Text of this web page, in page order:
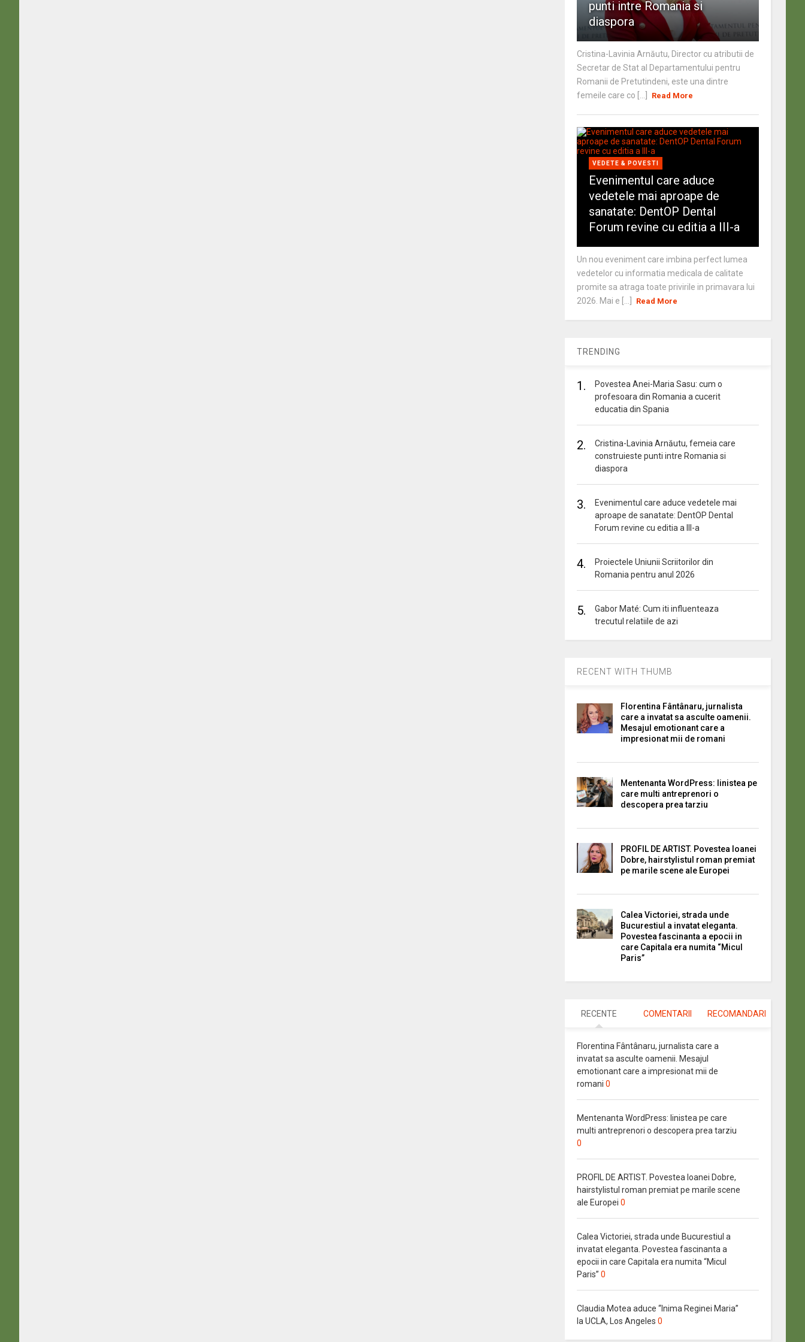
punti intre Romania si
diaspora
Cristina-Lavinia Arnăutu, Director cu atributii de
Secretar de Stat al Departamentului pentru
Romanii de Pretutindeni, este una dintre
femeile care co [...]
Read More
VEDETE & POVESTI
Evenimentul care aduce
vedetele mai aproape de
sanatate: DentOP Dental
Forum revine cu editia a III-a
Un nou eveniment care imbina perfect lumea
vedetelor cu informatia medicala de calitate
promite sa atraga toate privirile in primavara lui
2026. Mai e [...]
Read More
TRENDING
1.
Povestea Anei-Maria Sasu: cum o
profesoara din Romania a cucerit
educatia din Spania
2.
Cristina-Lavinia Arnăutu, femeia care
construieste punti intre Romania si
diaspora
3.
Evenimentul care aduce vedetele mai
aproape de sanatate: DentOP Dental
Forum revine cu editia a III-a
4.
Proiectele Uniunii Scriitorilor din
Romania pentru anul 2026
5.
Gabor Maté: Cum iti influenteaza
trecutul relatiile de azi
RECENT WITH THUMB
Florentina Fântânaru, jurnalista
care a invatat sa asculte oamenii.
Mesajul emotionant care a
impresionat mii de romani
Mentenanta WordPress: linistea pe
care multi antreprenori o
descopera prea tarziu
PROFIL DE ARTIST. Povestea Ioanei
Dobre, hairstylistul roman premiat
pe marile scene ale Europei
Calea Victoriei, strada unde
Bucurestiul a invatat eleganta.
Povestea fascinanta a epocii in
care Capitala era numita “Micul
Paris”
RECENTE COMENTARII RECOMANDARI
Florentina Fântânaru, jurnalista care a
invatat sa asculte oamenii. Mesajul
emotionant care a impresionat mii de
romani 0
Mentenanta WordPress: linistea pe care
multi antreprenori o descopera prea tarziu
0
PROFIL DE ARTIST. Povestea Ioanei Dobre,
hairstylistul roman premiat pe marile scene
ale Europei 0
Calea Victoriei, strada unde Bucurestiul a
invatat eleganta. Povestea fascinanta a
epocii in care Capitala era numita “Micul
Paris” 0
Claudia Motea aduce “Inima Reginei Maria”
la UCLA, Los Angeles 0